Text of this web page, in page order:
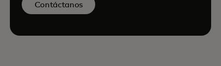
Contáctanos